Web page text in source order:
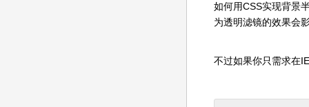
如何用CSS实现背景
为透明滤镜的效果会
不过如果你只需求在